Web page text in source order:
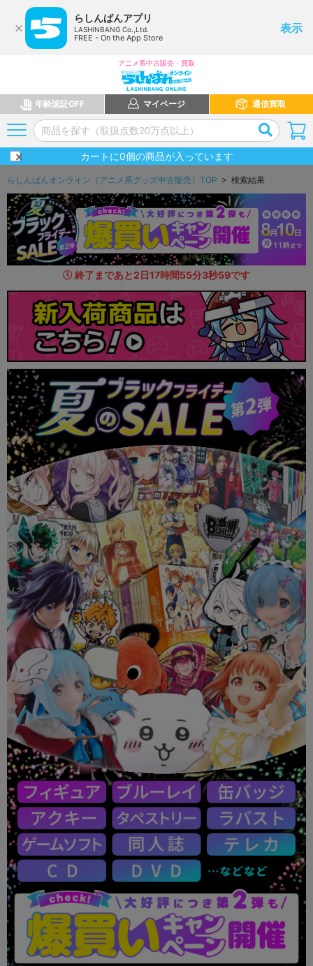
らしんばんアプリ
LASHINBANG Co.,Ltd.
FREE - On the App Store
表示
アニメ系中古販売・買取
年齢認証OFF マイページ 通信買取
カートに0個の商品が入っています
らしんばんオンライン（アニメ系グッズ中古販売）TOP > 検索結果
終了まであと2日17時間55分2秒23です